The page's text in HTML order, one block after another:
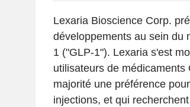
Lexaria Bioscience Corp.
développements au sein du
1 ("GLP-1"). Lexaria s'est
utilisateurs de
majorité une préférence
injections, et qui